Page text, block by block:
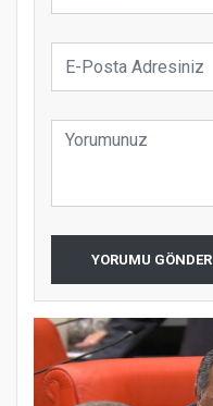
YORUMU GÖNDER